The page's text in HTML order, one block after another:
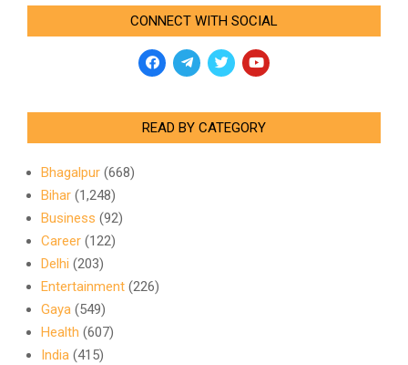
CONNECT WITH SOCIAL
READ BY CATEGORY
Bhagalpur (668)
Bihar (1,248)
Business (92)
Career (122)
Delhi (203)
Entertainment (226)
Gaya (549)
Health (607)
India (415)